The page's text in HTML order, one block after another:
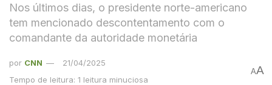
Nos últimos dias, o presidente norte-americano
tem mencionado descontentamento com o
comandante da autoridade monetária
por CNN
21/04/2025
Tempo de leitura: 1 leitura minuciosa
AA